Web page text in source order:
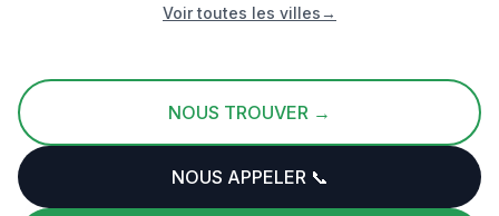
Voir toutes les villes→
NOUS TROUVER →
NOUS APPELER 📞